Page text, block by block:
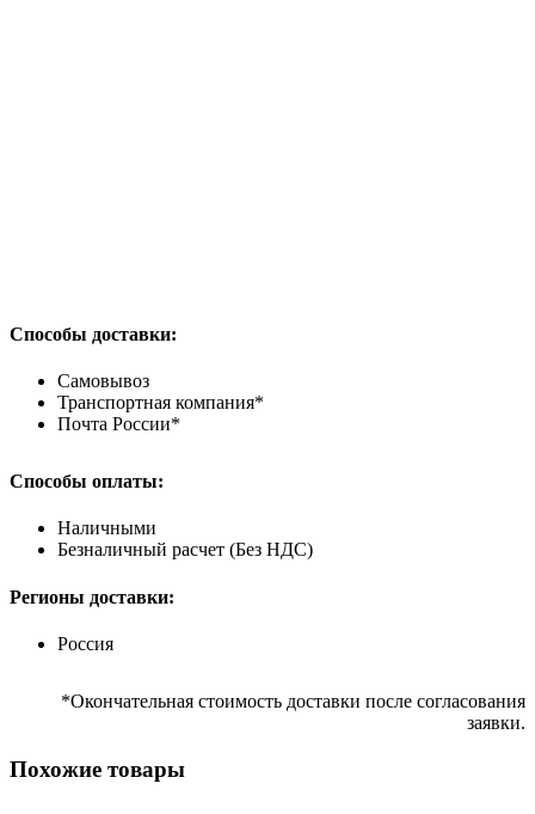
Способы доставки:
Самовывоз
Транспортная компания*
Почта России*
Способы оплаты:
Наличными
Безналичный расчет (Без НДС)
Регионы доставки:
Россия
*Окончательная стоимость доставки после согласования
заявки.
Похожие товары